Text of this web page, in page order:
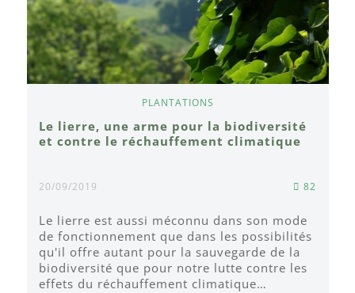
PLANTATIONS
Le lierre, une arme pour la biodiversité
et contre le réchauffement climatique
20/09/2019 82
Le lierre est aussi méconnu dans son mode
de fonctionnement que dans les possibilités
qu'il offre autant pour la sauvegarde de la
biodiversité que pour notre lutte contre les
effets du réchauffement climatique…